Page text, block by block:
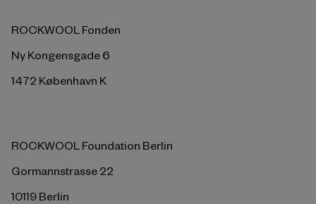
ROCKWOOL Fonden
Ny Kongensgade 6
1472 København K
ROCKWOOL Foundation Berlin
Gormannstrasse 22
10119 Berlin